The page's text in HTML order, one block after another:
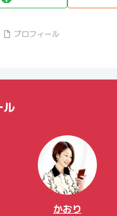
プロフィール
ル
かおり